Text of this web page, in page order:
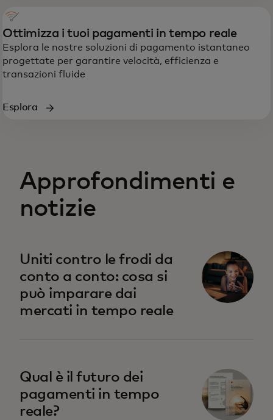
Ottimizza i tuoi pagamenti in tempo reale
Esplora le nostre soluzioni di pagamento istantaneo
progettate per garantire velocità, efficienza e
transazioni fluide
Esplora
Approfondimenti e
notizie
Uniti contro le frodi da
conto a conto: cosa si
può imparare dai
mercati in tempo reale
Qual è il futuro dei
pagamenti in tempo
reale?